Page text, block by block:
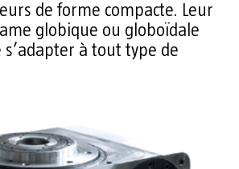
de forme compacte. Leur
globique ou globoïdale
à tout type de